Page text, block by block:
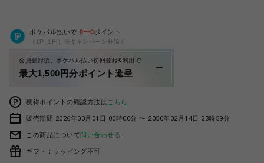
ポケパル払いで 0〜0ポイント
（1P=1円）※キャンペーン分除く
会員登録後、ポケパル払い初回登録&利用で
最大1,500円分ポイント進呈
獲得ポイントの確認方法は こちら
販売期間 2026年03月01日 00時00分 〜 2050年02月14日 23時59分
この商品について問い合わせる
ギフト：ラッピング不可